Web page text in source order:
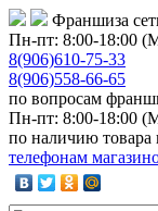
Франшиза
Пн-пт: 8:00-18:00
8(906)610-75-33
8(906)558-66-65
по вопросам
Пн-пт: 8:00-18:00
по наличию товара
телефонам